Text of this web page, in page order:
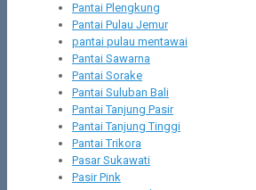
Pantai Plengkung
Pantai Pulau Jemur
pantai pulau mentawai
Pantai Sawarna
Pantai Sorake
Pantai Suluban Bali
Pantai Tanjung Pasir
Pantai Tanjung Tinggi
Pantai Trikora
Pasar Sukawati
Pasir Pink